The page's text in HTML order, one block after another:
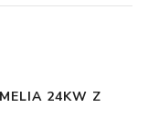
24KW Z